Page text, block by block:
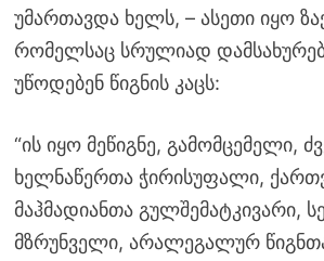
უმართავდა ხელს, – ასეთი იყო
რომელსაც სრულიად
უწოდებენ წიგნის კაცს:
“ის იყო მეწიგნე, გამომცემელი,
ხელნაწერთა ჭირისუფალი,
მაჰმადიანთა გულშემატკივარი,
მზრუნველი, არალეგალურ